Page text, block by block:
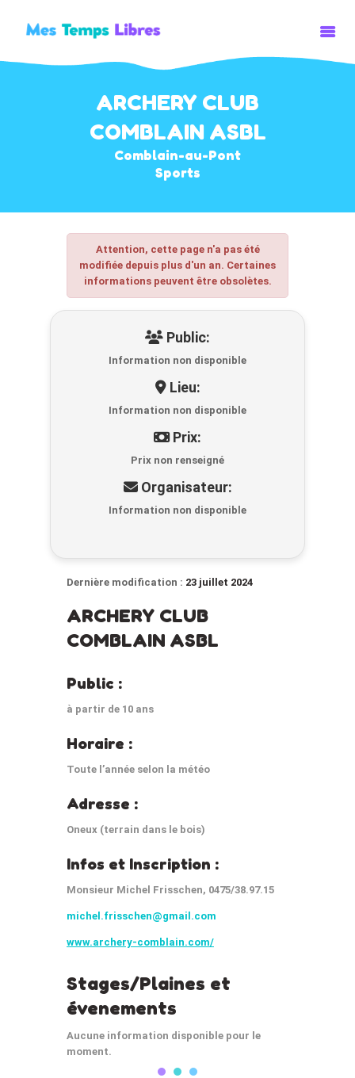
ARCHERY CLUB
COMBLAIN ASBL
Comblain-au-Pont
Sports
ACCUEIL
ACTIVITÉS
STAGES/PLAINES
ÉVENEMENTS
Attention, cette page n'a pas été
modifiée depuis plus d'un an. Certaines
informations peuvent être obsolètes.
Public:
Information non disponible
Lieu:
Information non disponible
Prix:
Prix non renseigné
Organisateur:
Information non disponible
Dernière modification : 23 juillet 2024
ARCHERY CLUB
COMBLAIN ASBL
Public :
à partir de 10 ans
Horaire :
Toute l’année selon la météo
Adresse :
Oneux (terrain dans le bois)
Infos et Inscription :
Monsieur Michel Frisschen, 0475/38.97.15
michel.frisschen@gmail.com
www.archery-comblain.com/
Stages/Plaines et
évenements
Aucune information disponible pour le
moment.